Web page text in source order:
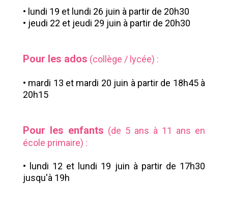
• lundi 19 et lundi 26 juin à partir de 20h30
• jeudi 22 et jeudi 29 juin à partir de 20h30
Pour les ados (collège / lycée) :
• mardi 13 et mardi 20 juin à partir de 18h45 à
20h15
Pour les enfants (de 5 ans à 11 ans en
école primaire) :
• lundi 12 et lundi 19 juin à partir de 17h30
jusqu'à 19h